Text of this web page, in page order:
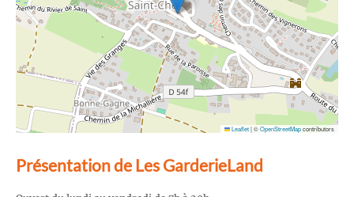
Leaflet|©OpenStreetMapcontributors
Présentation de Les GarderieLand